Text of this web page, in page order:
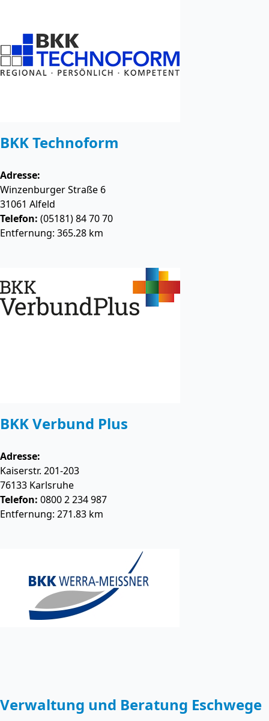
BKK Technoform
Adresse:
Winzenburger Straße 6
31061 Alfeld
Telefon: (05181) 84 70 70
Entfernung: 365.28 km
BKK Verbund Plus
Adresse:
Kaiserstr. 201-203
76133 Karlsruhe
Telefon: 0800 2 234 987
Entfernung: 271.83 km
Verwaltung und Beratung Eschwege